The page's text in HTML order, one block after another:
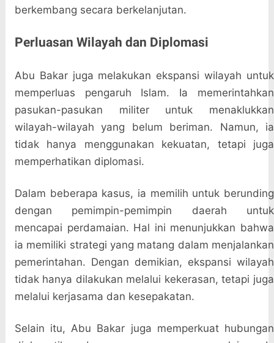
berkembang secara berkelanjutan.
Perluasan Wilayah dan Diplomasi
Abu Bakar juga melakukan ekspansi wilayah untuk
memperluas pengaruh Islam. Ia memerintahkan
pasukan-pasukan militer untuk menaklukkan
wilayah-wilayah yang belum beriman. Namun, ia
tidak hanya menggunakan kekuatan, tetapi juga
memperhatikan diplomasi.
Dalam beberapa kasus, ia memilih untuk berunding
dengan pemimpin-pemimpin daerah untuk
mencapai perdamaian. Hal ini menunjukkan bahwa
ia memiliki strategi yang matang dalam menjalankan
pemerintahan. Dengan demikian, ekspansi wilayah
tidak hanya dilakukan melalui kekerasan, tetapi juga
melalui kerjasama dan kesepakatan.
Selain itu, Abu Bakar juga memperkuat hubungan